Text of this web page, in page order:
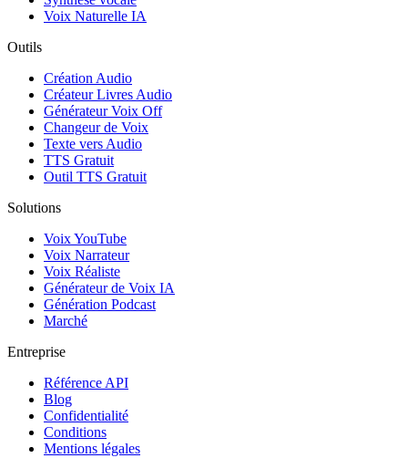
Voix Naturelle IA
Outils
Création Audio
Créateur Livres Audio
Générateur Voix Off
Changeur de Voix
Texte vers Audio
TTS Gratuit
Outil TTS Gratuit
Solutions
Voix YouTube
Voix Narrateur
Voix Réaliste
Générateur de Voix IA
Génération Podcast
Marché
Entreprise
Référence API
Blog
Confidentialité
Conditions
Mentions légales